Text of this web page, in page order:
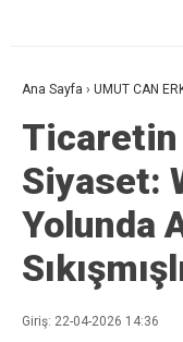
Ana Sayfa › UMUT CAN
Ticaretin
Siyaset:
Yolunda
Giriş: 22-04-2026 14:36